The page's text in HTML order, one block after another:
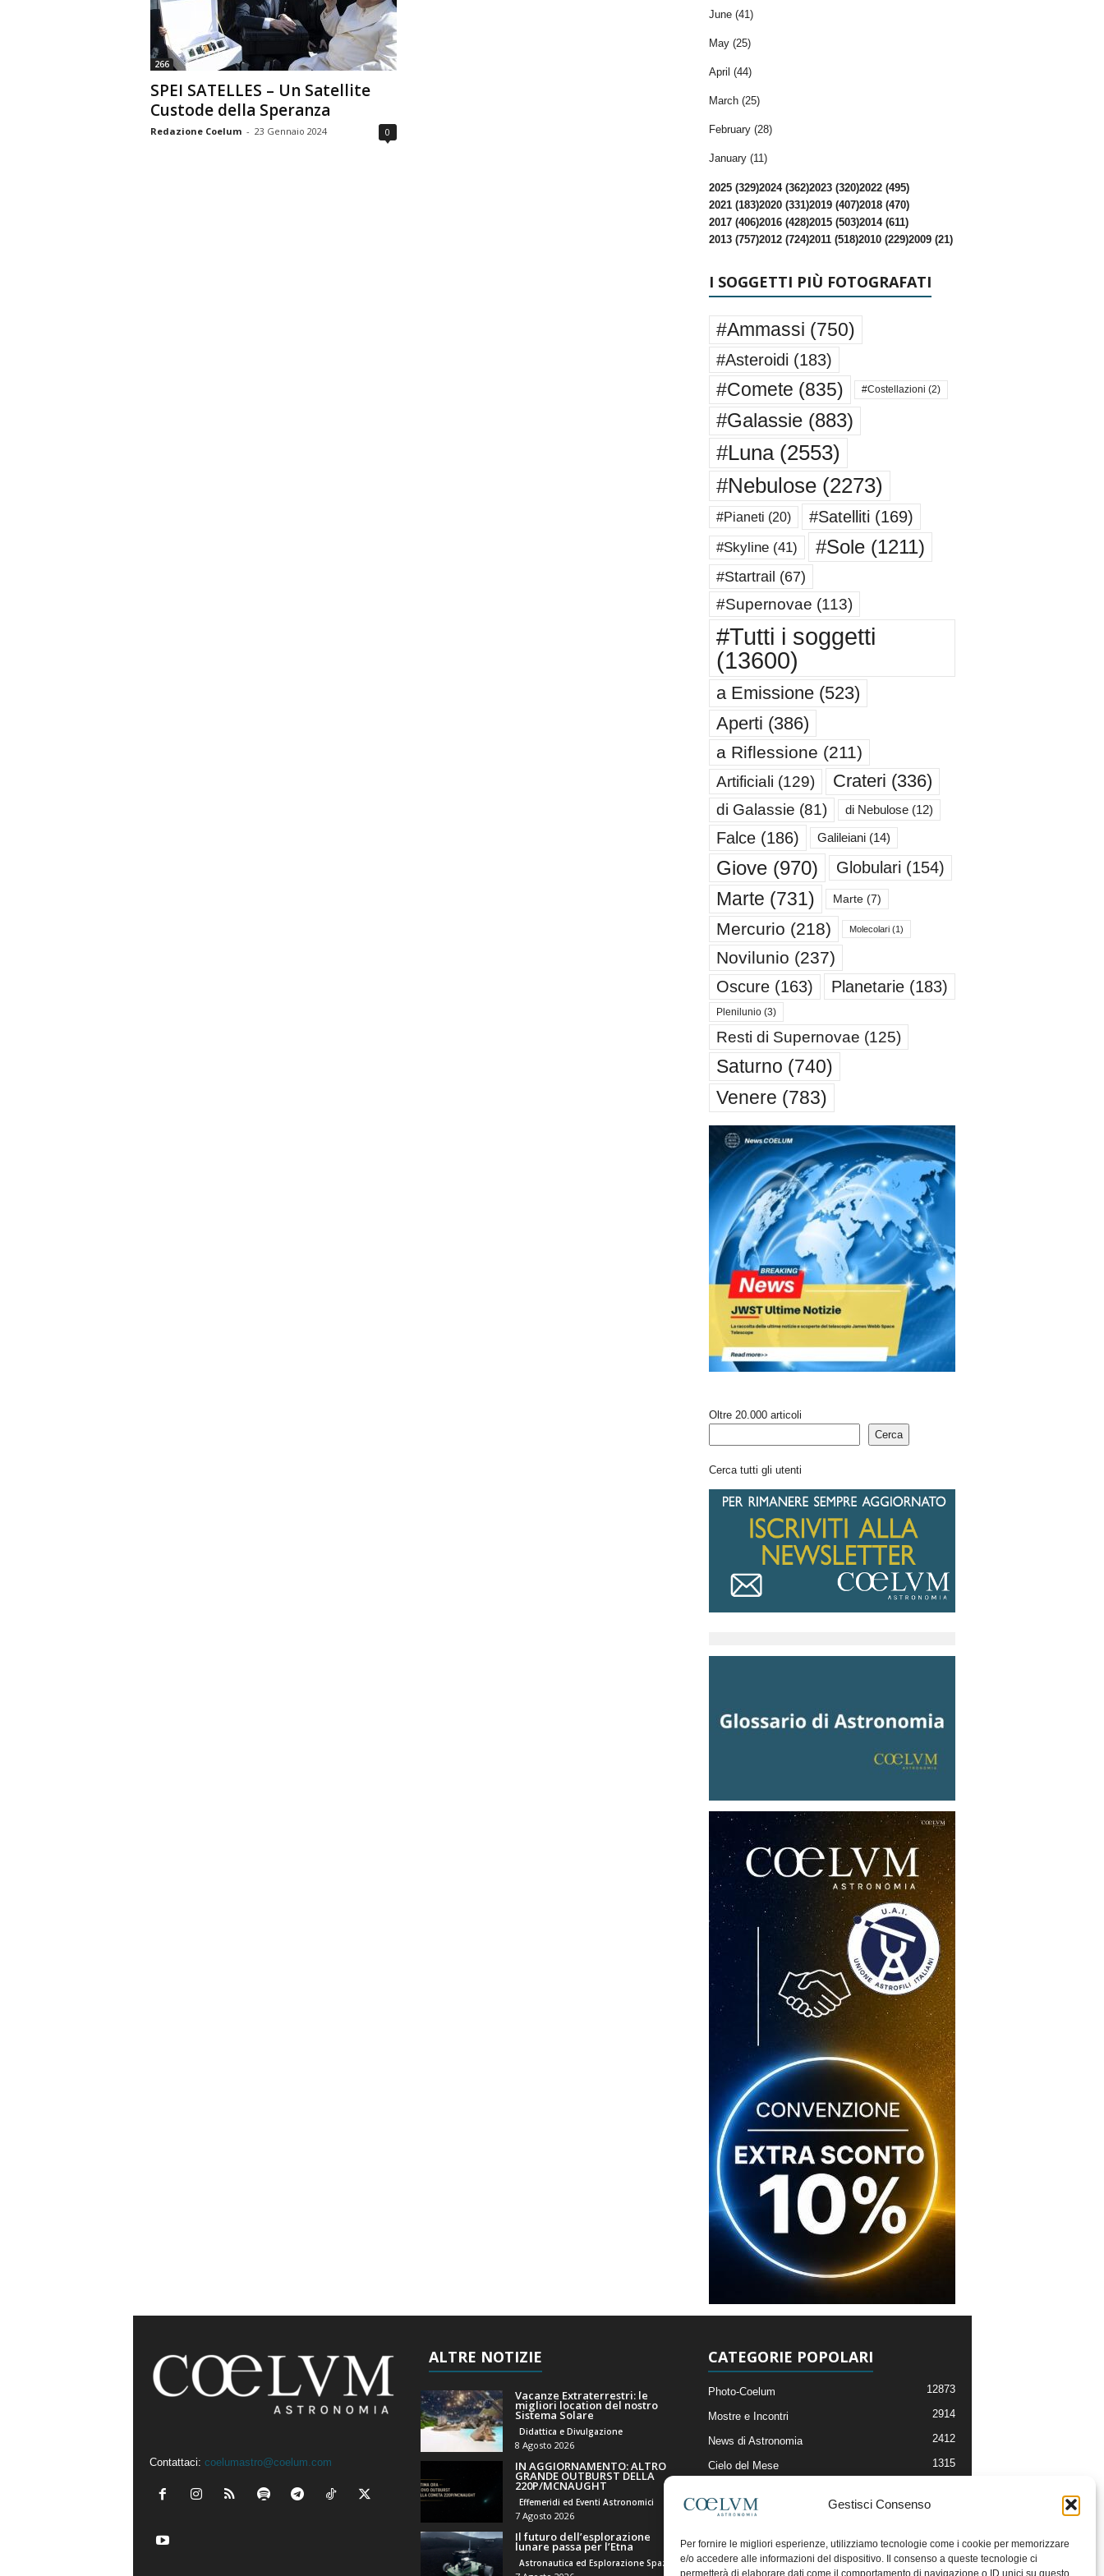
Gestisci Consenso
Per fornire le migliori esperienze, utilizziamo tecnologie come i cookie per memorizzare
e/o accedere alle informazioni del dispositivo. Il consenso a queste tecnologie ci
permetterà di elaborare dati come il comportamento di navigazione o ID unici su questo
n
o
i
a
266
SPEI SATELLES – Un Satellite
Custode della Speranza
Redazione Coelum - 23 Gennaio 2024 0
June (41)
May (25)
April (44)
March (25)
February (28)
January (11)
2025 (329)2024 (362)2023 (320)2022 (495)
2021 (183)2020 (331)2019 (407)2018 (470)
2017 (406)2016 (428)2015 (503)2014 (611)
2013 (757)2012 (724)2011 (518)2010 (229)2009 (21)
I SOGGETTI PIÙ FOTOGRAFATI
#Ammassi (750)
#Asteroidi (183)
#Comete (835) #Costellazioni (2)
#Galassie(883)
#Luna(2553)
#Nebulose(2273)
#Pianeti (20) #Satelliti (169)
#Skyline(41) #Sole(1211)
#Startrail (67)
#Supernovae (113)
#Tutti i soggetti
(13600)
a Emissione(523)
Aperti (386)
a Riflessione (211)
Artificiali (129) Crateri (336)
di Galassie (81) di Nebulose(12)
Falce(186) Galileiani(14)
Giove(970) Globulari (154)
Marte (731) Marte(7)
Mercurio (218) Molecolari(1)
Novilunio (237)
Oscure(163) Planetarie(183)
Plenilunio(3)
Resti di Supernovae (125)
Saturno (740)
Venere (783)
Oltre 20.000 articoli
Cerca
Cerca tutti gli utenti
Contattaci: coelumastro@coelum.com
ALTRE NOTIZIE
Vacanze Extraterrestri: le
migliori location del nostro
Sistema Solare
Didattica e Divulgazione
8 Agosto 2026
IN AGGIORNAMENTO: ALTRO
GRANDE OUTBURST DELLA
220P/MCNAUGHT
Effemeridi ed Eventi Astronomici
7 Agosto 2026
Il futuro dell’esplorazione
lunare passa per l’Etna
CATEGORIE POPOLARI
Photo-Coelum 12873
Mostre e Incontri 2914
News di Astronomia 2412
Cielo del Mese 1315
Articoli e Risorse On-Line
Il Blog della Redazione